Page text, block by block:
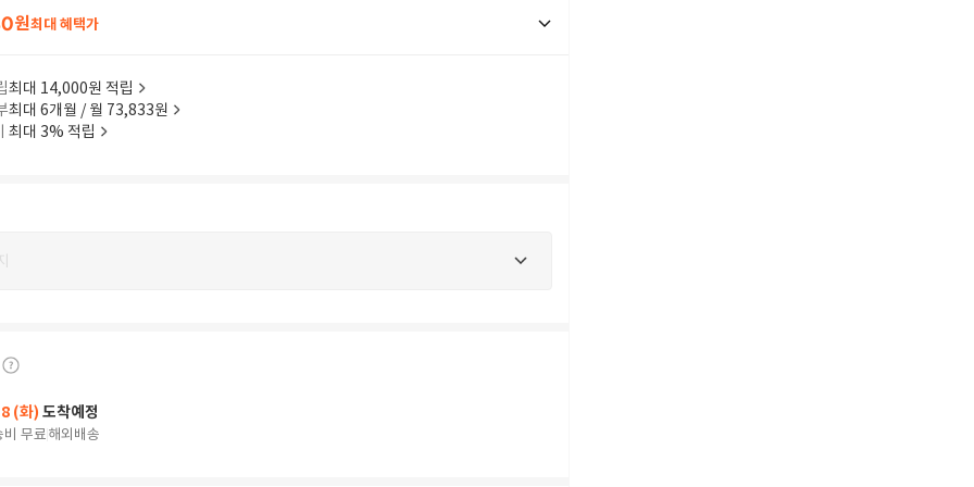
원최대 혜택가
최대 14,000원 적립
최대 6개월 / 월 73,833원
최대 3% 적립
(화) 도착예정
비 무료해외배송